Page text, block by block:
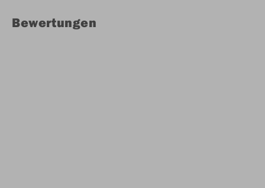
Bewertungen